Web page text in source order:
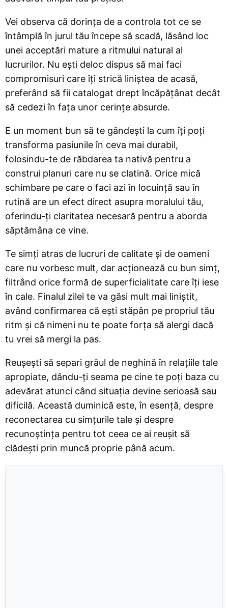
Vei observa că dorința de a controla tot ce se
întâmplă în jurul tău începe să scadă, lăsând loc
unei acceptări mature a ritmului natural al
lucrurilor. Nu ești deloc dispus să mai faci
compromisuri care îți strică liniștea de acasă,
preferând să fii catalogat drept încăpățânat decât
să cedezi în fața unor cerințe absurde.
E un moment bun să te gândești la cum îți poți
transforma pasiunile în ceva mai durabil,
folosindu-te de răbdarea ta nativă pentru a
construi planuri care nu se clatină. Orice mică
schimbare pe care o faci azi în locuință sau în
rutină are un efect direct asupra moralului tău,
oferindu-ți claritatea necesară pentru a aborda
săptămâna ce vine.
Te simți atras de lucruri de calitate și de oameni
care nu vorbesc mult, dar acționează cu bun simț,
filtrând orice formă de superficialitate care îți iese
în cale. Finalul zilei te va găsi mult mai liniștit,
având confirmarea că ești stăpân pe propriul tău
ritm și că nimeni nu te poate forța să alergi dacă
tu vrei să mergi la pas.
Reușești să separi grâul de neghină în relațiile tale
apropiate, dându-ți seama pe cine te poți baza cu
adevărat atunci când situația devine serioasă sau
dificilă. Această duminică este, în esență, despre
reconectarea cu simțurile tale și despre
recunoștința pentru tot ceea ce ai reușit să
clădești prin muncă proprie până acum.